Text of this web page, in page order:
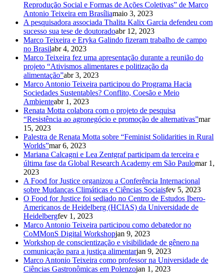
Reprodução Social e Formas de Ações Coletivas” de Marco
Antonio Teixeira em Brasíliamaio 3, 2023
A pesquisadora associada Thalita Kalix Garcia defendeu com
sucesso sua tese de doutoradoabr 12, 2023
Marco Teixeira e Eryka Galindo fizeram trabalho de campo
no Brasilabr 4, 2023
Marco Teixeira fez uma apresentação durante a reunião do
projeto “Ativismos alimentares e politização da
alimentação”abr 3, 2023
Marco Antonio Teixeira participou do Programa Hacia
Sociedades Sustentables? Conflito, Coesão e Meio
Ambienteabr 1, 2023
Renata Motta colabora com o projeto de pesquisa
“Resistência ao agronegócio e promoção de alternativas”mar
15, 2023
Palestra de Renata Motta sobre “Feminist Solidarities in Rural
Worlds”mar 6, 2023
Mariana Calcagni e Lea Zentgraf participam da terceira e
última fase da Global Research Academy em São Paulomar 1,
2023
A Food for Justice organizou a Conferência Internacional
sobre Mudanças Climáticas e Ciências Sociaisfev 5, 2023
O Food for Justice foi sediado no Centro de Estudos Ibero-
Americanos de Heidelberg (HCIAS) da Universidade de
Heidelbergfev 1, 2023
Marco Antonio Teixeira participou como debatedor no
CoMMonS Digital Workshopjan 9, 2023
Workshop de conscientização e visibilidade de gênero na
comunicação para a justiça alimentarjan 9, 2023
Marco Antonio Teixeira como professor na Universidade de
Ciências Gastronômicas em Polenzojan 1, 2023